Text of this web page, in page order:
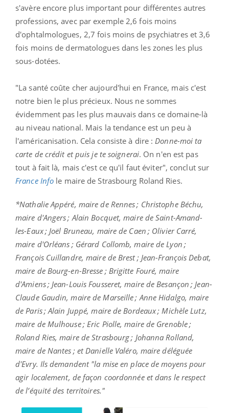
s'avère encore plus important pour différentes autres
professions, avec par exemple 2,6 fois moins
d'ophtalmologues, 2,7 fois moins de psychiatres et 3,6
fois moins de dermatologues dans les zones les plus
sous-dotées.
"La santé coûte cher aujourd'hui en France, mais c'est
notre bien le plus précieux. Nous ne sommes
évidemment pas les plus mauvais dans ce domaine-là
au niveau national. Mais la tendance est un peu à
l'américanisation. Cela consiste à dire : Donne-moi ta
carte de crédit et puis je te soignerai. On n'en est pas
tout à fait là, mais c'est ce qu'il faut éviter", conclut sur
France Info le maire de Strasbourg Roland Ries.
*Nathalie Appéré, maire de Rennes ; Christophe Béchu,
maire d'Angers ; Alain Bocquet, maire de Saint-Amand-
les-Eaux ; Joël Bruneau, maire de Caen ; Olivier Carré,
maire d'Orléans ; Gérard Collomb, maire de Lyon ;
François Cuillandre, maire de Brest ; Jean-François Debat,
maire de Bourg-en-Bresse ; Brigitte Fouré, maire
d'Amiens ; Jean-Louis Fousseret, maire de Besançon ; Jean-
Claude Gaudin, maire de Marseille ; Anne Hidalgo, maire
de Paris ; Alain Juppé, maire de Bordeaux ; Michèle Lutz,
maire de Mulhouse ; Eric Piolle, maire de Grenoble ;
Roland Ries, maire de Strasbourg ; Johanna Rolland,
maire de Nantes ; et Danielle Valéro, maire déléguée
d'Evry. Ils demandent "la mise en place de moyens pour
agir localement, de façon coordonnée et dans le respect
de l’équité des territoires."